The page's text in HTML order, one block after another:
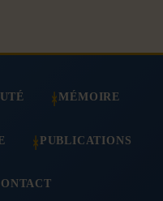
MÉMOIRE
PUBLICATIONS